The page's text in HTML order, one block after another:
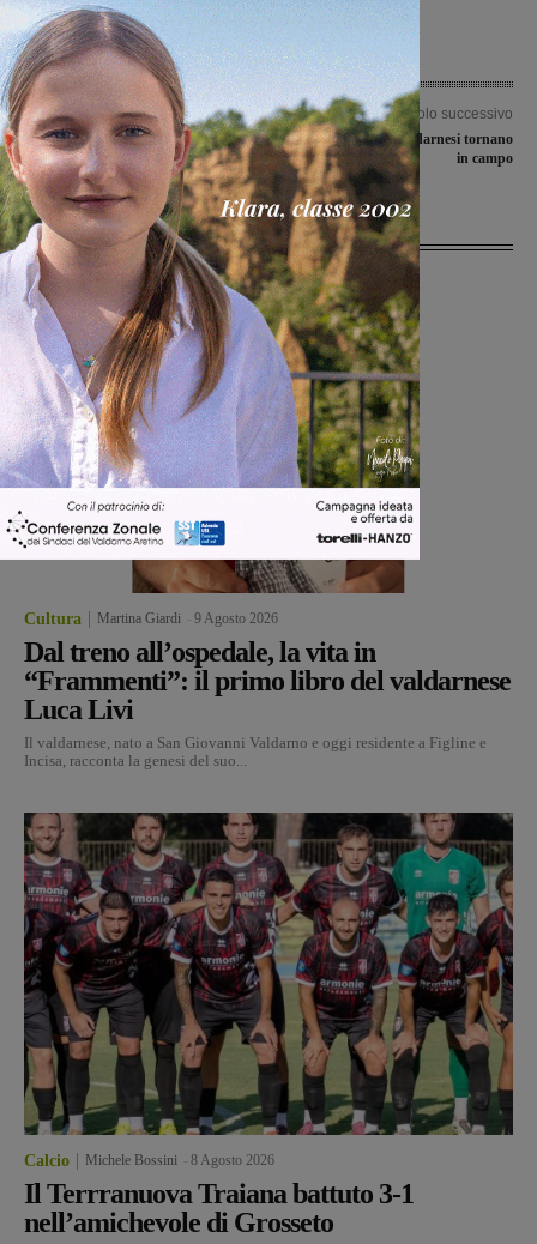
Articolo precedente
Buon esordio per la Futsal
Sangiovannese a Torrita
Articolo successivo
Coppa Toscana, le valdarnesi tornano
in campo
Ultime Notizie
Cultura Martina Giardi 9 Agosto 2026
Dal treno all’ospedale, la vita in
“Frammenti”: il primo libro del valdarnese
Luca Livi
Il valdarnese, nato a San Giovanni Valdarno e oggi residente a Figline e
Incisa, racconta la genesi del suo...
Calcio Michele Bossini 8 Agosto 2026
Il Terrranuova Traiana battuto 3-1
nell’amichevole di Grosseto